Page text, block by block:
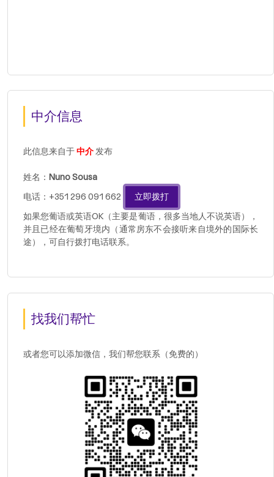
中介信息
此信息来自于中介发布
姓名： Nuno Sousa
电话：+351 296 091 662
立即拨打
如果您葡语或英语OK（主要是葡语，很多当地人不说英语），
并且已经在葡萄牙境内（通常房东不会接听来自境外的国际长
途），可自行拨打电话联系。
找我们帮忙
或者您可以添加微信，我们帮您联系（免费的）